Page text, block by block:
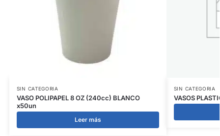
SIN CATEGORIA
VASO POLIPAPEL 8 OZ (240cc) BLANCO
x50un
Leer más
SIN CATEGORIA
VASOS